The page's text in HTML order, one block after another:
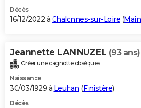
Décès
16/12/2022 à Chalonnes-sur-Loire (
Jeannette LANNUZEL (93 ans)
Créer une cagnotte obsèques
Naissance
30/03/1929 à Leuhan (Finistère)
Décès